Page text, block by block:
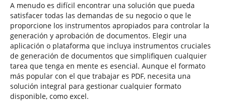
A menudo es difícil encontrar una solución que pueda
satisfacer todas las demandas de su negocio o que le
proporcione los instrumentos apropiados para controlar la
generación y aprobación de documentos. Elegir una
aplicación o plataforma que incluya instrumentos cruciales
de generación de documentos que simplifiquen cualquier
tarea que tenga en mente es esencial. Aunque el formato
más popular con el que trabajar es PDF, necesita una
solución integral para gestionar cualquier formato
disponible, como excel.